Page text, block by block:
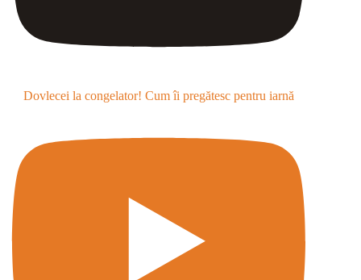
Dovlecei la congelator! Cum îi pregătesc pentru iarnă